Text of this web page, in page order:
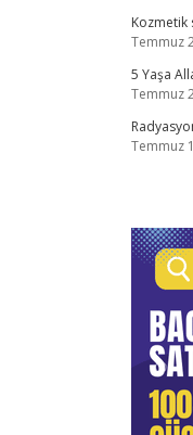
Kozmetik
Temmuz
5 Yaşa
Temmuz
Temmuz